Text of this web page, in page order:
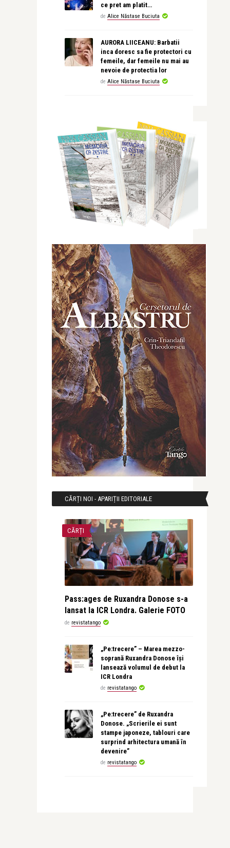
ce pret am platit…
de Alice Năstase Buciuta
AURORA LIICEANU: Barbatii
inca doresc sa fie protectori cu
femeile, dar femeile nu mai au
nevoie de protectia lor
de Alice Năstase Buciuta
CĂRȚI NOI - APARIȚII EDITORIALE
CĂRȚI
Pass:ages de Ruxandra Donose s-a
lansat la ICR Londra. Galerie FOTO
de revistatango
„Pe:trecere” – Marea mezzo-
soprană Ruxandra Donose își
lansează volumul de debut la
ICR Londra
de revistatango
„Pe:trecere” de Ruxandra
Donose. „Scrierile ei sunt
stampe japoneze, tablouri care
surprind arhitectura umană în
devenire”
de revistatango